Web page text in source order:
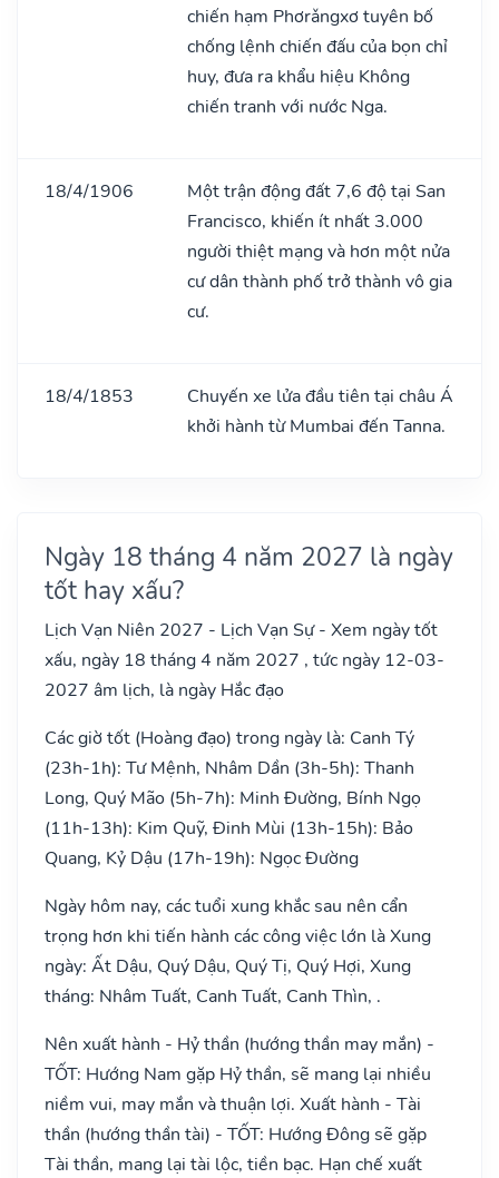
chiến hạm Phơrǎngxơ tuyên bố
chống lệnh chiến đấu của bọn chỉ
huy, đưa ra khẩu hiệu Không
chiến tranh với nước Nga.
18/4/1906
Một trận động đất 7,6 độ tại San
Francisco, khiến ít nhất 3.000
người thiệt mạng và hơn một nửa
cư dân thành phố trở thành vô gia
cư.
18/4/1853
Chuyến xe lửa đầu tiên tại châu Á
khởi hành từ Mumbai đến Tanna.
Ngày 18 tháng 4 năm 2027 là ngày
tốt hay xấu?
Lịch Vạn Niên 2027 - Lịch Vạn Sự - Xem ngày tốt
xấu, ngày 18 tháng 4 năm 2027 , tức ngày 12-03-
2027 âm lịch, là ngày Hắc đạo
Các giờ tốt (Hoàng đạo) trong ngày là: Canh Tý
(23h-1h): Tư Mệnh, Nhâm Dần (3h-5h): Thanh
Long, Quý Mão (5h-7h): Minh Đường, Bính Ngọ
(11h-13h): Kim Quỹ, Đinh Mùi (13h-15h): Bảo
Quang, Kỷ Dậu (17h-19h): Ngọc Đường
Ngày hôm nay, các tuổi xung khắc sau nên cẩn
trọng hơn khi tiến hành các công việc lớn là Xung
ngày: Ất Dậu, Quý Dậu, Quý Tị, Quý Hợi, Xung
tháng: Nhâm Tuất, Canh Tuất, Canh Thìn, .
Nên xuất hành - Hỷ thần (hướng thần may mắn) -
TỐT: Hướng Nam gặp Hỷ thần, sẽ mang lại nhiều
niềm vui, may mắn và thuận lợi. Xuất hành - Tài
thần (hướng thần tài) - TỐT: Hướng Đông sẽ gặp
Tài thần, mang lại tài lộc, tiền bạc. Hạn chế xuất